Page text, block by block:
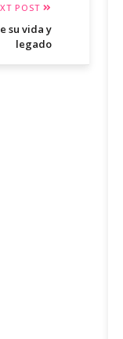
POST
su vida y
legado